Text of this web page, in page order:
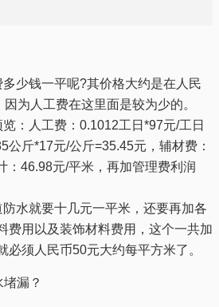
钱一平呢?其价格大约是在人民
为人工费在这里面是较为少的。
人工费：0.1012工日*97元/工日
公斤*17元/公斤=35.45元，辅材费：
：46.98元/平米，再加管理费利润
就要十几元一平米，还要再加各
费用以及装饰材料费用，这个一共加
必须人民币50元大约每平方米了。
漏？